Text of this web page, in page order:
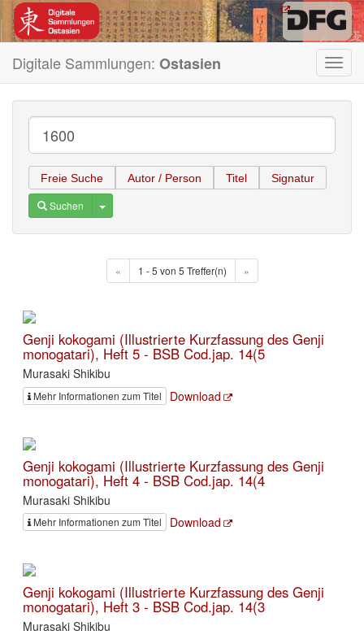
Digitale Sammlungen: Ostasien
Freie Suche Autor / Person Titel Signatur
Suchen Toggle Dropdown
« 1 - 5 von 5 Treffer(n) »
Genji kokogami (Illustrierte Kurzfassung des Genji
monogatari), Heft 5 - BSB Cod.jap. 14(5
Murasaki Shikibu
Mehr Informationen zum Titel Download
Genji kokogami (Illustrierte Kurzfassung des Genji
monogatari), Heft 4 - BSB Cod.jap. 14(4
Murasaki Shikibu
Mehr Informationen zum Titel Download
Genji kokogami (Illustrierte Kurzfassung des Genji
monogatari), Heft 3 - BSB Cod.jap. 14(3
Murasaki Shikibu